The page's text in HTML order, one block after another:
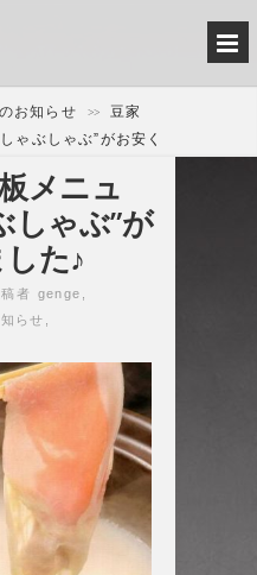
お知らせ >>
豆家
ゃぶしゃぶ”がお安く
メニュ
しゃぶ”が
た♪
稿者genge
らせ